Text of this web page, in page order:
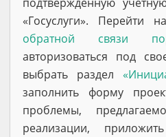
«Госуслуги». Перейти
обратной связи
авторизоваться под
выбрать раздел
заполнить форму
проблемы,
реализации,